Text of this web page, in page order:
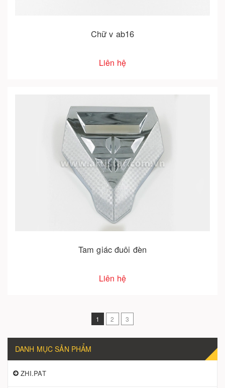
Chữ v ab16
Liên hệ
Tam giác đuôi đèn
Liên hệ
1 2 3
DANH MỤC SẢN PHẨM
ZHI.PAT